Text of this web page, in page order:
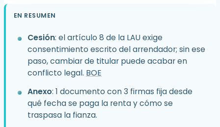
EN RESUMEN
Cesión: el artículo 8 de la LAU exige
consentimiento escrito del arrendador; sin ese
paso, cambiar de titular puede acabar en
conflicto legal. BOE
Anexo: 1 documento con 3 firmas fija desde
qué fecha se paga la renta y cómo se
traspasa la fianza.